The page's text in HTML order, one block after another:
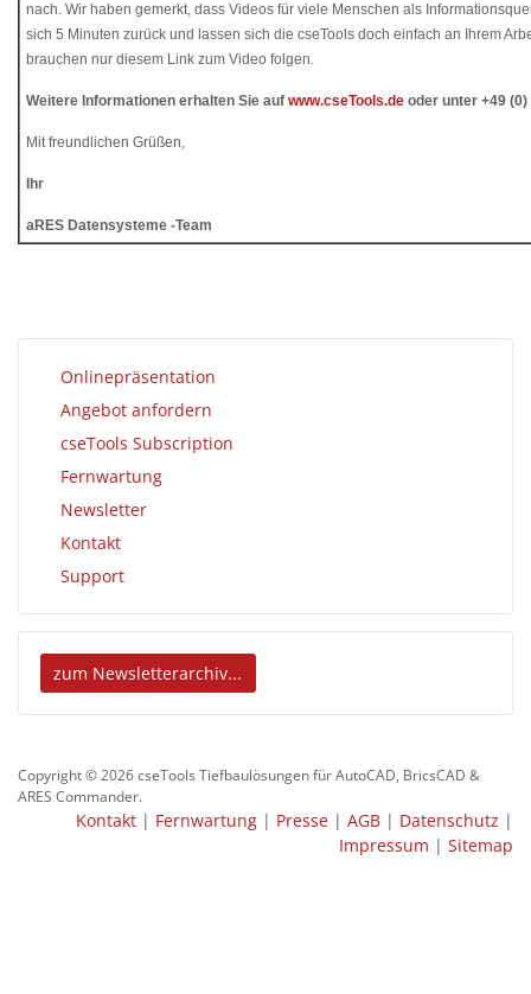
nach. Wir haben gemerkt, dass Videos für viele Menschen als
sich 5 Minuten zurück und lassen sich die cseTools doch einfach an Ihrem
brauchen nur diesem Link zum Video folgen.
Weitere Informationen erhalten Sie auf www.cseTools.de oder unter +49 (0)
Mit freundlichen Grüßen,
Ihr
aRES Datensysteme -Team
Onlinepräsentation
Angebot anfordern
cseTools Subscription
Fernwartung
Newsletter
Kontakt
Support
zum Newsletterarchiv...
Copyright © 2026 cseTools Tiefbaulösungen für AutoCAD, BricsCAD &
ARES Commander.
Kontakt | Fernwartung | Presse | AGB | Datenschutz |
Impressum | Sitemap